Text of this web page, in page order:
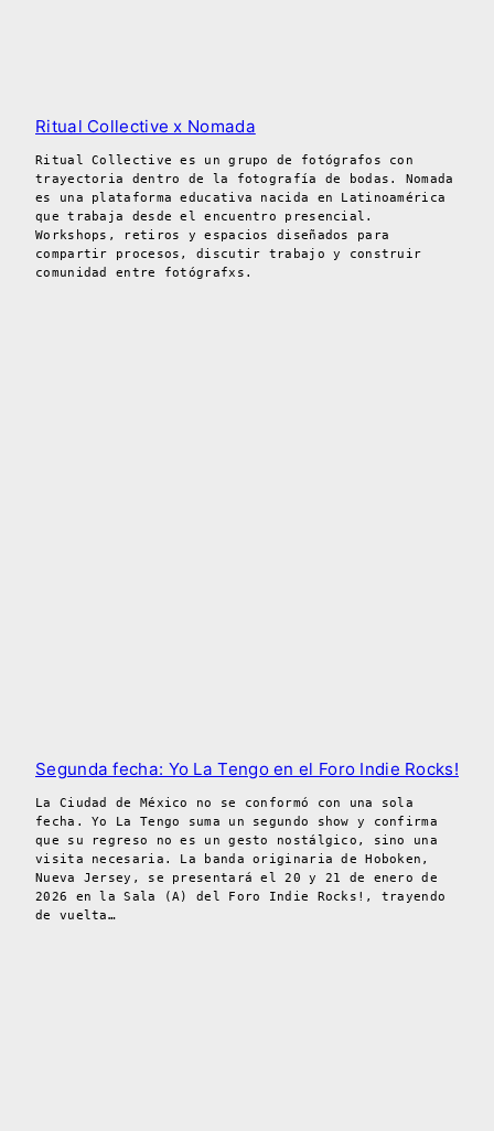
Ritual Collective x Nomada
Ritual Collective es un grupo de fotógrafos con
trayectoria dentro de la fotografía de bodas. Nomada
es una plataforma educativa nacida en Latinoamérica
que trabaja desde el encuentro presencial.
Workshops, retiros y espacios diseñados para
compartir procesos, discutir trabajo y construir
comunidad entre fotógrafxs.
Segunda fecha: Yo La Tengo en el Foro Indie Rocks!
La Ciudad de México no se conformó con una sola
fecha. Yo La Tengo suma un segundo show y confirma
que su regreso no es un gesto nostálgico, sino una
visita necesaria. La banda originaria de Hoboken,
Nueva Jersey, se presentará el 20 y 21 de enero de
2026 en la Sala (A) del Foro Indie Rocks!, trayendo
de vuelta…